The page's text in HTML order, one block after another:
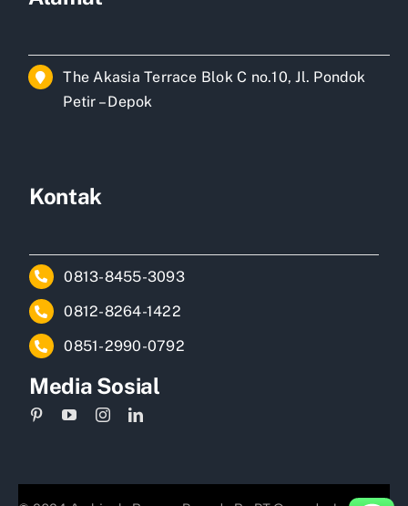
The Akasia Terrace Blok C no.10, Jl. Pondok
Petir – Depok
Kontak
0813-8455-3093
0812-8264-1422
0851-2990-0792
Media Sosial